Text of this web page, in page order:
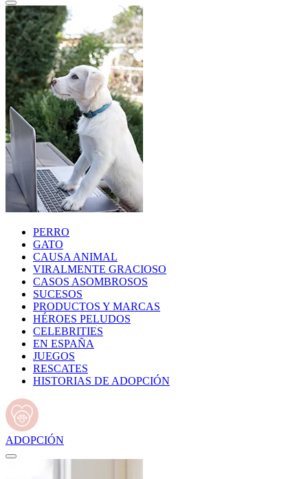
PERRO
GATO
CAUSA ANIMAL
VIRALMENTE GRACIOSO
CASOS ASOMBROSOS
SUCESOS
PRODUCTOS Y MARCAS
HÉROES PELUDOS
CELEBRITIES
EN ESPAÑA
JUEGOS
RESCATES
HISTORIAS DE ADOPCIÓN
ADOPCIÓN